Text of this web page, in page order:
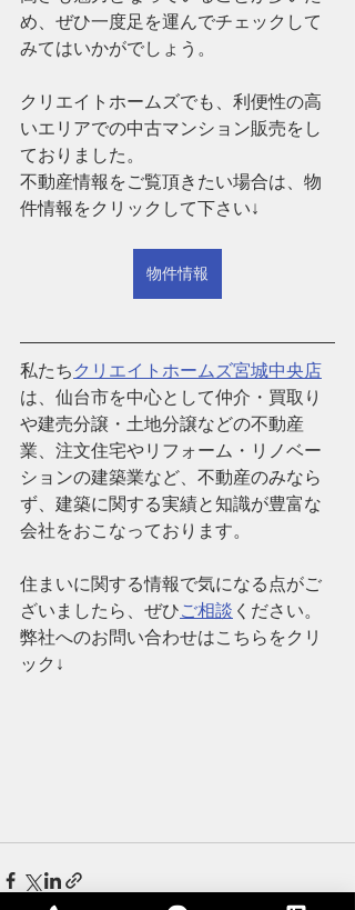
め、ぜひ一度足を運んでチェックして
みてはいかがでしょう。
クリエイトホームズでも、利便性の高
いエリアでの中古マンション販売をし
ておりました。
不動産情報をご覧頂きたい場合は、物
件情報をクリックして下さい↓
物件情報
私たち クリエイトホームズ宮城中央店
は、仙台市を中心として仲介・買取り
や建売分譲・土地分譲などの不動産
業、注文住宅やリフォーム・リノベー
ションの建築業など、 不動産のみなら
ず、建築に関する実績と知識が豊富な
会社をおこなっております。
住まいに関する情報で気になる点がご
ざいましたら、ぜひご相談 ください。
弊社へのお問い合わせはこちらをクリ
ック↓